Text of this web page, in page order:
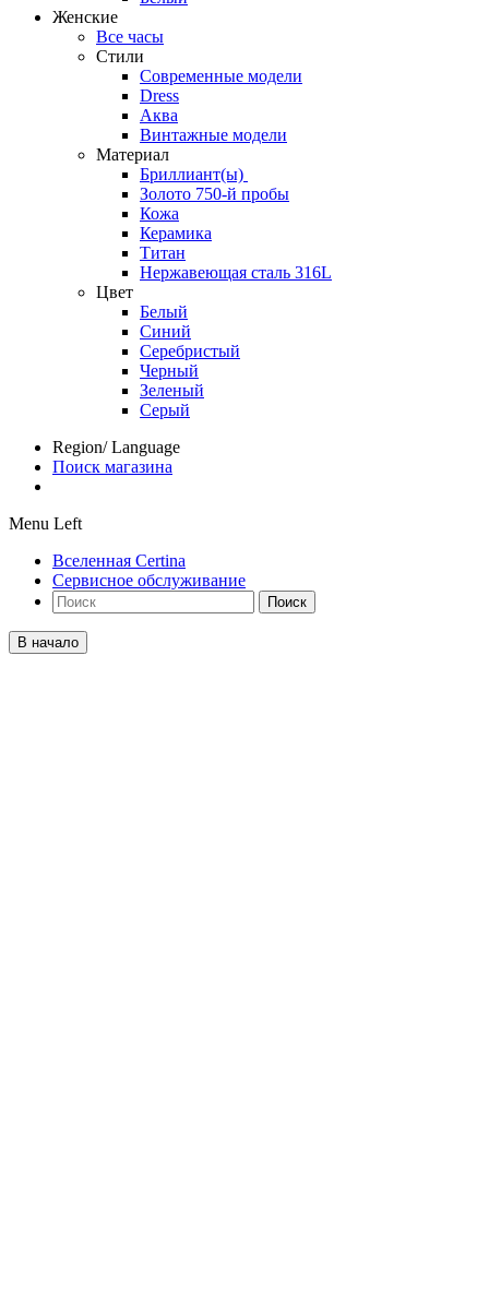
Женские
Все часы
Стили
Современные модели
Dress
Аква
Винтажные модели
Материал
Бриллиант(ы)
Золото 750-й пробы
Кожа
Керамика
Титан
Нержавеющая сталь 316L
Цвет
Белый
Синий
Серебристый
Черный
Зеленый
Серый
Region/ Language
Поиск магазина
Menu Left
Вселенная Certina
Сервисное обслуживание
Поиск
В начало